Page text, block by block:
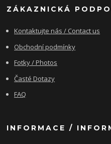
ZÁKAZNICKÁ
Kontaktujte nás / Contact us
Obchodní podmínky
Fotky / Photos
Časté Dotazy
FAQ
INFORMACE /